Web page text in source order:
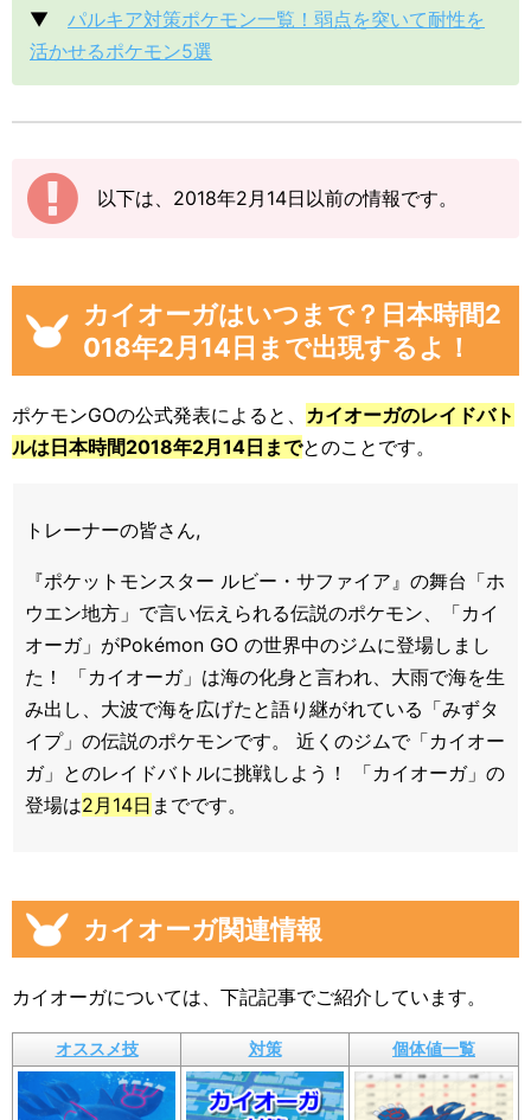
▼ パルキア対策ポケモン一覧！弱点を突いて耐性を
活かせるポケモン5選
以下は、2018年2月14日以前の情報です。
カイオーガはいつまで？日本時間2
018年2月14日まで出現するよ！
ポケモンGOの公式発表によると、 カイオーガのレイドバト
ルは日本時間2018年2月14日までとのことです。
トレーナーの皆さん,
『ポケットモンスター ルビー・サファイア』の舞台「ホ
ウエン地方」で言い伝えられる伝説のポケモン、「カイ
オーガ」がPokémon GO の世界中のジムに登場しまし
た！ 「カイオーガ」は海の化身と言われ、大雨で海を生
み出し、大波で海を広げたと語り継がれている「みずタ
イプ」の伝説のポケモンです。 近くのジムで「カイオー
ガ」とのレイドバトルに挑戦しよう！ 「カイオーガ」の
登場は2月14日 までです。
カイオーガ関連情報
カイオーガについては、下記記事でご紹介しています。
オススメ技 対策 個体値一覧